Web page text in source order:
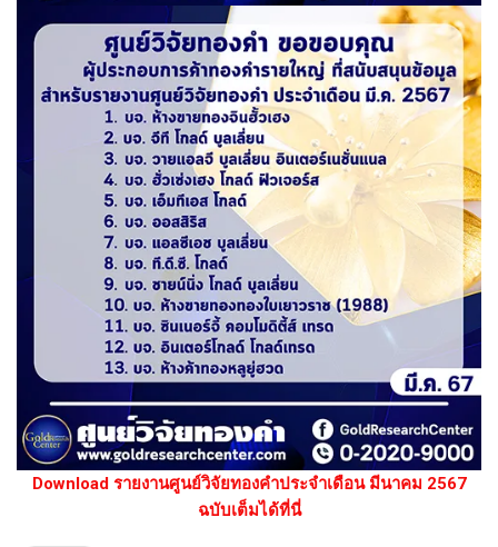
Download รายงานศูนย์วิจัยทองคำประจำเดือน มีนาคม 2567
ฉบับเต็มได้ที่นี่